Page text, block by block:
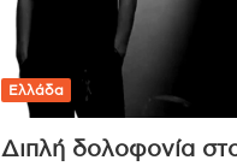
Ελλάδα
Διπλή δολοφονία